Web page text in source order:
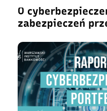
O
zabezpieczeń